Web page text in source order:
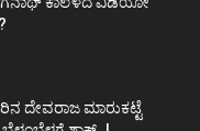
ದೇವರಾಜ ಮಾರುಕಟ್ಟೆ